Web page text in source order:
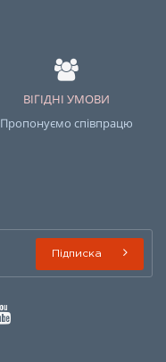
ВІГІДНІ УМОВИ
Пропонуємо співпрацю
Підписка